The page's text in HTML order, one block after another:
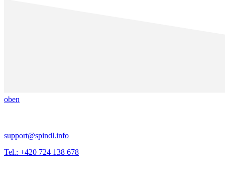
oben
support@spindl.info
Tel.: +420 724 138 678